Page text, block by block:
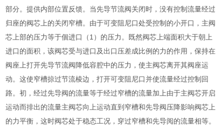
部分。提供内部位置反馈。当先导节流阀关闭时，没有控制流量经过
归座的阀芯上的关闭窄槽。由于可变阻尼口处受控制的小开口，主阀
芯上部的压力等于個进口（1）的压力。既然阀芯上端面积大于朝上
进口的面积，该阀芯受与进口及出口压差成比例的力的作用，保持在
阀座上打开先导节流阀降低容腔中的压力，使主阀芯离开其阀座运
动。这使窄槽掠过节流棱边，打开可变阻尼口并使流量经过控制回
路。初，经过先导阀的流量等于经过窄槽的流量加上由于主阀芯开启
运动而排出的流量主阀芯向上运动直到窄槽和先导阀压降影响阀芯上
的力平衡，这时阀芯处于稳态工况，穿过窄槽和先导阅的流量相等。